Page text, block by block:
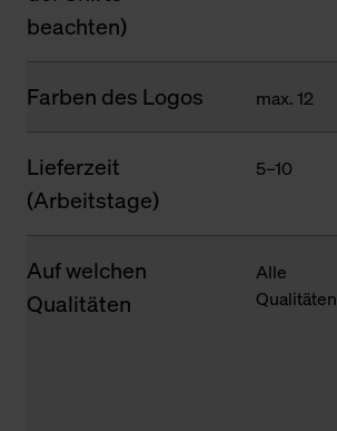
beachten)
Farben des Logos max. 12
Lieferzeit
(Arbeitstage)
5–10
Auf welchen
Qualitäten
Alle
Qualitäten